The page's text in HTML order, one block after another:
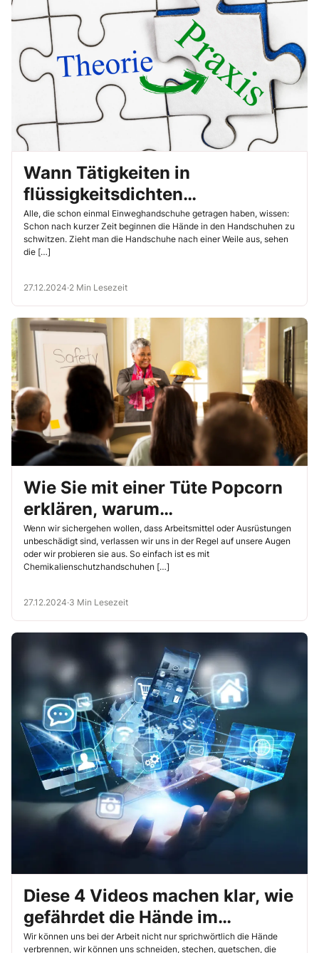
Wann Tätigkeiten in
flüssigkeitsdichten
Schutzhandschuhen zur
Belastung werden
Alle, die schon einmal Einweghandschuhe getragen haben, wissen:
Schon nach kurzer Zeit beginnen die Hände in den Handschuhen zu
schwitzen. Zieht man die Handschuhe nach einer Weile aus, sehen
die […]
27.12.2024·2 Min Lesezeit
Wie Sie mit einer Tüte Popcorn
erklären, warum
Schutzhandschuhe undicht
werden
Wenn wir sichergehen wollen, dass Arbeitsmittel oder Ausrüstungen
unbeschädigt sind, verlassen wir uns in der Regel auf unsere Augen
oder wir probieren sie aus. So einfach ist es mit
Chemikalienschutzhandschuhen […]
27.12.2024·3 Min Lesezeit
Diese 4 Videos machen klar, wie
gefährdet die Hände im
Arbeitsalltag sind
Wir können uns bei der Arbeit nicht nur sprichwörtlich die Hände
verbrennen, wir können uns schneiden, stechen, quetschen, die